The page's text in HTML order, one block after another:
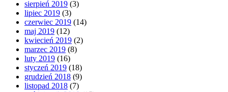
sierpień 2019 (3)
lipiec 2019 (3)
czerwiec 2019 (14)
maj 2019 (12)
kwiecień 2019 (2)
marzec 2019 (8)
luty 2019 (16)
styczeń 2019 (18)
grudzień 2018 (9)
listopad 2018 (7)